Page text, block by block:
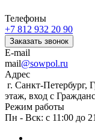
Телефоны
+7 812 932 20 90
Заказать звонок
E-mail
mail@sowpol.ru
Адрес
г. Санкт-
этаж, вход с
Режим работы
Пн - Вск: с 11:00 до